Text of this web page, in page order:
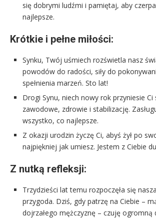
się dobrymi ludźmi i pamiętaj, aby
najlepsze.
Krótkie i pełne miłości:
Synku, Twój uśmiech rozświetla nasz
powodów do radości, siły do
spełnienia marzeń. Sto lat!
Drogi Synu, niech nowy rok przyniesie Ci
zawodowe, zdrowie i stabilizację.
wszystko, co najlepsze.
Z okazji urodzin życzę Ci, abyś żył po
najpiękniej jak umiesz. Jestem z Ciebie
Z nutką refleksji:
Trzydzieści lat temu rozpoczęła się
przygoda. Dziś, gdy patrzę na Ciebie –
dojrzałego mężczyznę – czuję ogromną